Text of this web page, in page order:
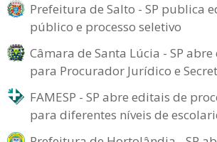
Prefeitura de Salto - SP publica
público e processo seletivo
Câmara de Santa Lúcia - SP
para Procurador Jurídico e
FAMESP - SP abre editais de
para diferentes níveis de